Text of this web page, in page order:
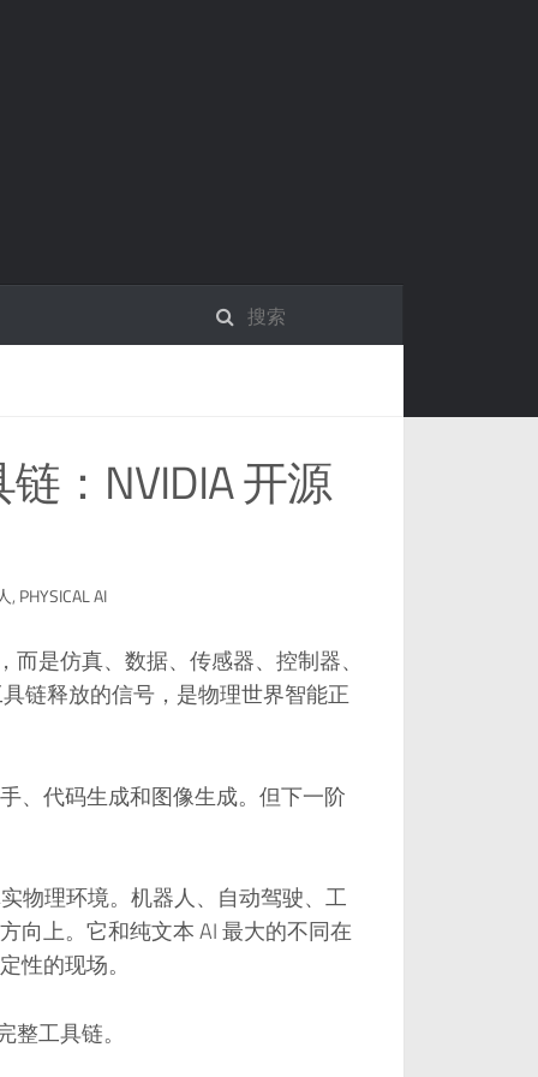
：NVIDIA 开源
, PHYSICAL AI
是仿真、数据、传感器、控制器、
链释放的信号，是物理世界智能正
、代码生成和图像生成。但下一阶
物理环境。机器人、自动驾驶、工
向上。它和纯文本 AI 最大的不同在
性的现场。
工具链。